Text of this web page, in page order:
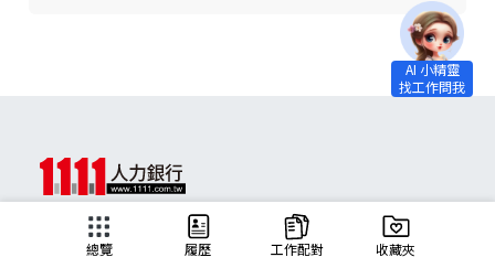
總覽 履歷 工作配對 收藏夾